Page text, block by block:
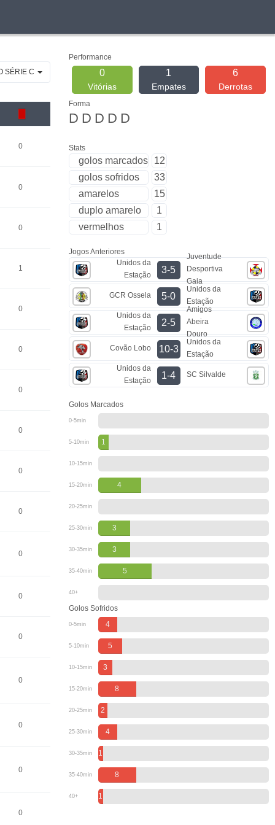
SÉRIE C
0
0
0
1
0
0
0
0
0
0
0
0
0
0
0
0
0
Performance
0
Vitórias
1
Empates
6
Derrotas
Forma
D D D D D
Stats
golos marcados
12
golos sofridos
33
amarelos
15
duplo amarelo
1
vermelhos
1
Jogos Anteriores
Unidos da
Estação
3-5
Juventude
Desportiva
Gaia
GCR Ossela
5-0
Unidos da
Estação
Unidos da
Estação
2-5
Amigos
Abeira
Douro
Covão Lobo
10-3
Unidos da
Estação
Unidos da
Estação
1-4 SC Silvalde
Golos Marcados
0-5min
5-10min 1
10-15min
15-20min 4
20-25min
25-30min 3
30-35min 3
35-40min 5
40+
Golos Sofridos
0-5min 4
5-10min 5
10-15min 3
15-20min 8
20-25min 2
25-30min 4
30-35min 1
35-40min 8
40+ 1